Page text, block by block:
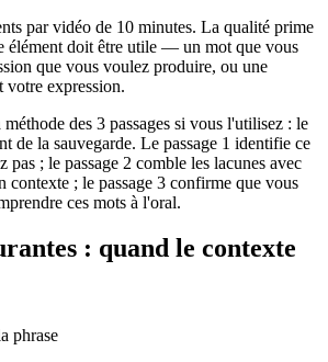
par vidéo de 10 minutes. La qualité prime
élément doit être utile — un mot que vous
que vous voulez produire, ou une
expression.
des 3 passages si vous l'utilisez : le
de la sauvegarde. Le passage 1 identifie ce
pas ; le passage 2 comble les lacunes avec
contexte ; le passage 3 confirme que vous
ces mots à l'oral.
: quand le contexte
phrase